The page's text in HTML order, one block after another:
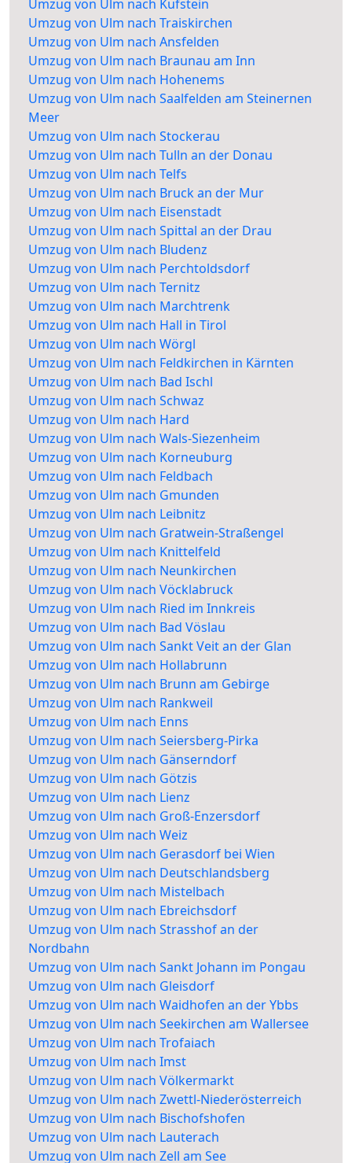
Umzug von Ulm nach Kufstein
Umzug von Ulm nach Traiskirchen
Umzug von Ulm nach Ansfelden
Umzug von Ulm nach Braunau am Inn
Umzug von Ulm nach Hohenems
Umzug von Ulm nach Saalfelden am Steinernen
Meer
Umzug von Ulm nach Stockerau
Umzug von Ulm nach Tulln an der Donau
Umzug von Ulm nach Telfs
Umzug von Ulm nach Bruck an der Mur
Umzug von Ulm nach Eisenstadt
Umzug von Ulm nach Spittal an der Drau
Umzug von Ulm nach Bludenz
Umzug von Ulm nach Perchtoldsdorf
Umzug von Ulm nach Ternitz
Umzug von Ulm nach Marchtrenk
Umzug von Ulm nach Hall in Tirol
Umzug von Ulm nach Wörgl
Umzug von Ulm nach Feldkirchen in Kärnten
Umzug von Ulm nach Bad Ischl
Umzug von Ulm nach Schwaz
Umzug von Ulm nach Hard
Umzug von Ulm nach Wals-Siezenheim
Umzug von Ulm nach Korneuburg
Umzug von Ulm nach Feldbach
Umzug von Ulm nach Gmunden
Umzug von Ulm nach Leibnitz
Umzug von Ulm nach Gratwein-Straßengel
Umzug von Ulm nach Knittelfeld
Umzug von Ulm nach Neunkirchen
Umzug von Ulm nach Vöcklabruck
Umzug von Ulm nach Ried im Innkreis
Umzug von Ulm nach Bad Vöslau
Umzug von Ulm nach Sankt Veit an der Glan
Umzug von Ulm nach Hollabrunn
Umzug von Ulm nach Brunn am Gebirge
Umzug von Ulm nach Rankweil
Umzug von Ulm nach Enns
Umzug von Ulm nach Seiersberg-Pirka
Umzug von Ulm nach Gänserndorf
Umzug von Ulm nach Götzis
Umzug von Ulm nach Lienz
Umzug von Ulm nach Groß-Enzersdorf
Umzug von Ulm nach Weiz
Umzug von Ulm nach Gerasdorf bei Wien
Umzug von Ulm nach Deutschlandsberg
Umzug von Ulm nach Mistelbach
Umzug von Ulm nach Ebreichsdorf
Umzug von Ulm nach Strasshof an der
Nordbahn
Umzug von Ulm nach Sankt Johann im Pongau
Umzug von Ulm nach Gleisdorf
Umzug von Ulm nach Waidhofen an der Ybbs
Umzug von Ulm nach Seekirchen am Wallersee
Umzug von Ulm nach Trofaiach
Umzug von Ulm nach Imst
Umzug von Ulm nach Völkermarkt
Umzug von Ulm nach Zwettl-Niederösterreich
Umzug von Ulm nach Bischofshofen
Umzug von Ulm nach Lauterach
Umzug von Ulm nach Zell am See